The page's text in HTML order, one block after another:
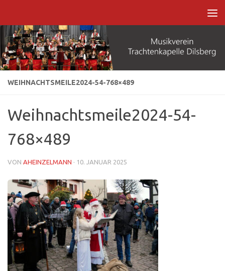
WEIHNACHTSMEILE2024-54-768×489
Weihnachtsmeile2024-54-
768×489
VON AHEINZELMANN · 10. JANUAR 2025